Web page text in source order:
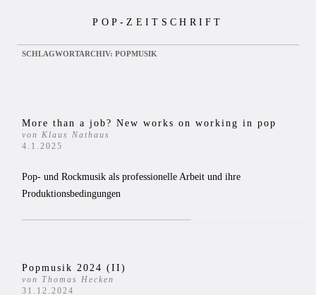
POP-ZEITSCHRIFT
SCHLAGWORTARCHIV: POPMUSIK
More than a job? New works on working in pop
von Klaus Nathaus
4.1.2025
Pop- und Rockmusik als professionelle Arbeit und ihre
Produktionsbedingungen
Popmusik 2024 (II)
von Thomas Hecken
31.12.2024